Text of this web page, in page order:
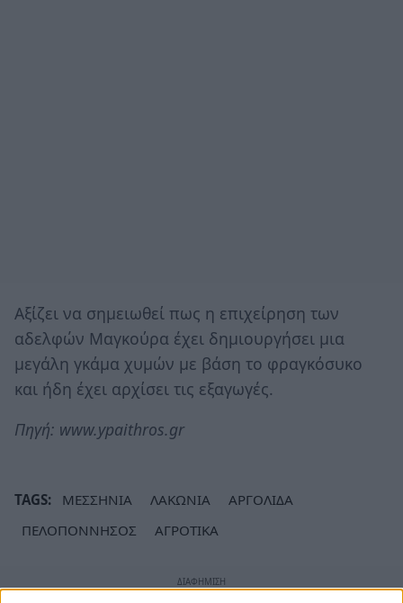
Αξίζει να σημειωθεί πως η επιχείρηση των
αδελφών Μαγκούρα έχει δημιουργήσει μια
μεγάλη γκάμα χυμών με βάση το φραγκόσυκο
και ήδη έχει αρχίσει τις εξαγωγές.
Πηγή: www.ypaithros.gr
TAGS: ΜΕΣΣΗΝΙΑ ΛΑΚΩΝΙΑ
ΑΡΓΟΛΙΔΑ
ΠΕΛΟΠΟΝΝΗΣΟΣ
ΑΓΡΟΤΙΚΑ